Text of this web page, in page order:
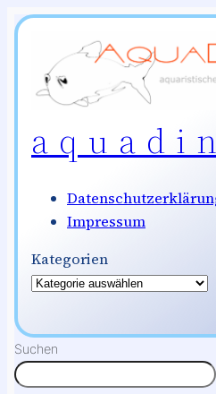
Zum
springen
Impressum
Kategorien
Suchen